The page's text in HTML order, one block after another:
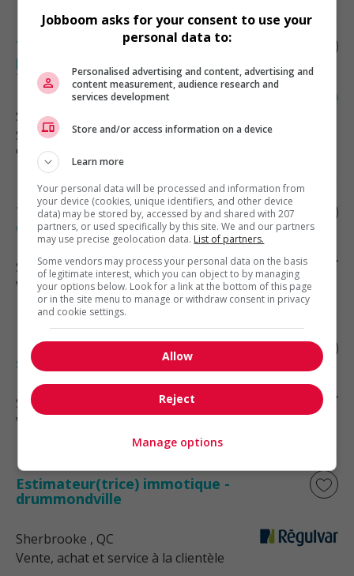
Travailleur social /travailleuse sociale
pour le programme d’aide aux employés
télétravail
Sherbrooke
Services sociaux, sciences sociales
et éducation
Technicien au support technique -
drummondville
Sherbrooke, QC
Vente, achat et service à la clientèle
Estimateur(trice) immotique -
sherbrooke
Sherbrooke
Vente, achat et service à la clientèle
Estimateur(trice) immotique -
drummondville
Sherbrooke , QC
Vente, achat et service à la clientèle
Jobboom asks for your consent to use your
personal data to:
Personalised advertising and content, advertising and
content measurement, audience research and
services development
Store and/or access information on a device
Learn more
Your personal data will be processed and information from
your device (cookies, unique identifiers, and other device
data) may be stored by, accessed by and shared with 207
partners, or used specifically by this site. We and our partners
may use precise geolocation data. List of partners.
Some vendors may process your personal data on the basis
of legitimate interest, which you can object to by managing
your options below. Look for a link at the bottom of this page
or in the site menu to manage or withdraw consent in privacy
and cookie settings.
Allow
Reject
Manage options